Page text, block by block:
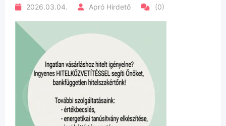
2026.03.04. Apró Hirdető (0)